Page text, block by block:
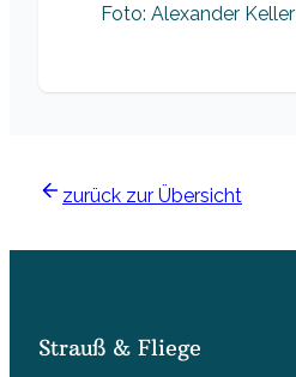
Foto: Alexander Keller
zurück zur Übersicht
Strauß & Fliege